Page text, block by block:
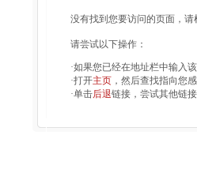
没有找到您要访问的页面，
请尝试以下操作：
·如果您已经在地址栏中输入
·打开主页 ，然后查找指向您
·单击后退链接，尝试其他链